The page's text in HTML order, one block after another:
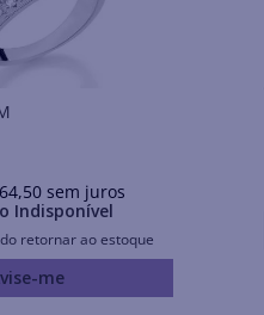
64,50sem juros
Indisponível
retornar ao estoque
me